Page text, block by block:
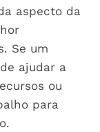
aspecto da
Se um
ajudar a
ou
para